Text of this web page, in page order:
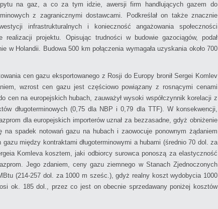
na gaz, a co za tym idzie, awersji firm handlujących gazem do
z zagranicznymi dostawcami. Podkreślał on także znacznie
infrastrukturalnych i konieczność angażowania społeczności
realizacji projektu. Opisując trudności w budowie gazociągów, podał
w Holandii. Budowa 500 km połączenia wymagała uzyskania około 700
cen gazu eksportowanego z Rosji do Europy bronił Sergei Komlev
wzrost cen gazu jest częściowo powiązany z rosnącymi cenami
cen na europejskich hubach, zauważył wysoki współczynnik korelacji z
długoterminowych (0,75 dla NBP i 0,79 dla TTF). W konsekwencji,
dla europejskich importerów uznał za bezzasadne, gdyż obniżenie
na spadek notowań gazu na hubach i zaowocuje ponownym żądaniem
między kontraktami długoterminowymi a hubami (średnio 70 dol. za
Komleva kosztem, jaki odbiorcy surowca ponoszą za elastyczność
Jego zdaniem, ceny gazu ziemnego w Stanach Zjednoczonych
(214-257 dol. za 1000 m sześc.), gdyż realny koszt wydobycia 1000
ok. 185 dol., przez co jest on obecnie sprzedawany poniżej kosztów